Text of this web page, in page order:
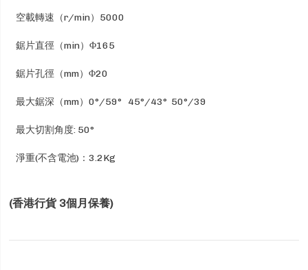
空載轉速（r/min）5000
鋸片直徑（min）Φ165
鋸片孔徑（mm）Φ20
最大鋸深（mm）0°/59° 45°/43° 50°/39
最大切割角度: 50°
淨重(不含電池)：3.2Kg
(香港行貨 3個月保養)